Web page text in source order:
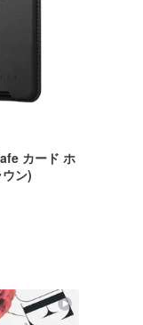
カード ホ
ン)